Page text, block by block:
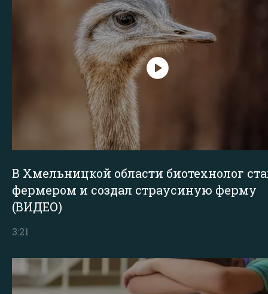
В Хмельницкой области биотехнолог
фермером и создал страусиную ферму
(ВИДЕО)
3:21